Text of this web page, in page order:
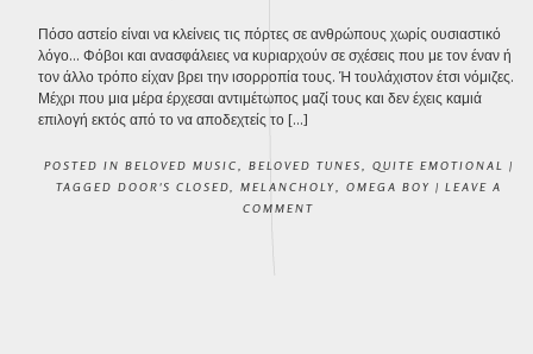
Πόσο αστείο είναι να κλείνεις τις πόρτες σε ανθρώπους χωρίς ουσιαστικό
λόγο… Φόβοι και ανασφάλειες να κυριαρχούν σε σχέσεις που με τον έναν ή
τον άλλο τρόπο είχαν βρει την ισορροπία τους. Ή τουλάχιστον έτσι νόμιζες.
Μέχρι που μια μέρα έρχεσαι αντιμέτωπος μαζί τους και δεν έχεις καμιά
επιλογή εκτός από το να αποδεχτείς το […]
POSTED IN BELOVED MUSIC BELOVED TUNES QUITE EMOTIONAL
|
TAGGED DOOR'S CLOSED MELANCHOLY OMEGA BOY | LEAVE A
COMMENT
POST NAVIGATION